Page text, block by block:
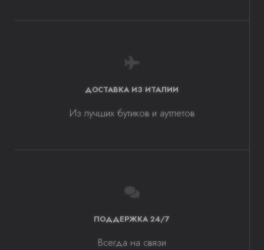
ДОСТАВКА ИЗ ИТАЛИИ
Из лучших бутиков и аутлетов
ПОДДЕРЖКА 24/7
Всегда на связи